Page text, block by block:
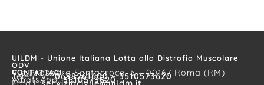
UILDM - Unione Italiana Lotta alla Distrofia Muscolare
ODV
CONTATTACI
Via Prospero Santacroce, 5 – 00167 Roma (RM)
Telefono:0698261600 – 3510573620
WhatsApp:3510573620